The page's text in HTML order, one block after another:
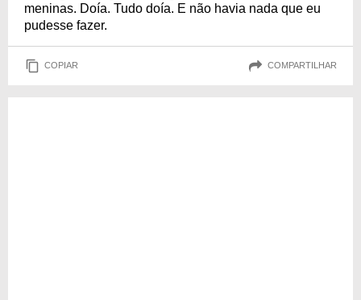
meninas. Doía. Tudo doía. E não havia nada que eu
pudesse fazer.
COPIAR COMPARTILHAR